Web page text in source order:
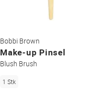
Bobbi Brown
Make-up Pinsel
Blush Brush
1 Stk